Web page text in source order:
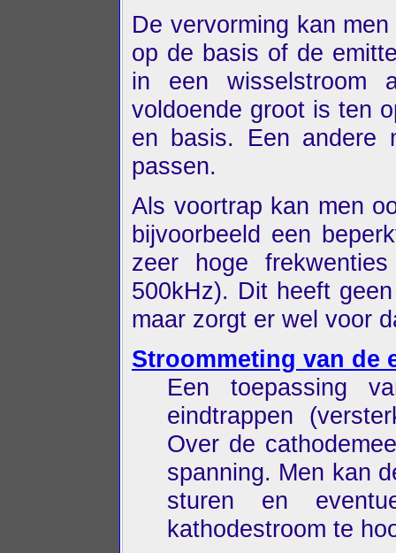
De vervorming kan
op de basis of de
in een wisselstroom
voldoende groot is ten
en basis. Een andere
passen.
Als voortrap kan men
bijvoorbeeld een
zeer hoge
500kHz). Dit heeft
maar zorgt er wel voor
Stroommeting van de
Een toepassing
eindtrappen
Over de
spanning. Men kan
sturen en
kathodestroom te